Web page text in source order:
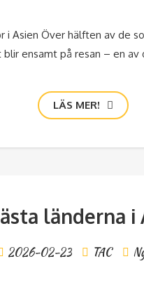
Asien Över hälften av de
ensamt på resan – en
LÄS MER!
länderna i
2026-02-23 TAC